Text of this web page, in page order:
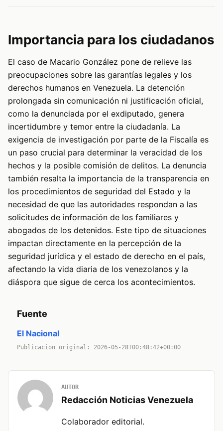
Importancia para los ciudadanos
El caso de Macario González pone de relieve las
preocupaciones sobre las garantías legales y los
derechos humanos en Venezuela. La detención
prolongada sin comunicación ni justificación oficial,
como la denunciada por el exdiputado, genera
incertidumbre y temor entre la ciudadanía. La
exigencia de investigación por parte de la Fiscalía es
un paso crucial para determinar la veracidad de los
hechos y la posible comisión de delitos. La denuncia
también resalta la importancia de la transparencia en
los procedimientos de seguridad del Estado y la
necesidad de que las autoridades respondan a las
solicitudes de información de los familiares y
abogados de los detenidos. Este tipo de situaciones
impactan directamente en la percepción de la
seguridad jurídica y el estado de derecho en el país,
afectando la vida diaria de los venezolanos y la
diáspora que sigue de cerca los acontecimientos.
Fuente
El Nacional
Publicacion original: 2026-05-28T00:48:42+00:00
AUTOR
Redacción Noticias Venezuela
Colaborador editorial.